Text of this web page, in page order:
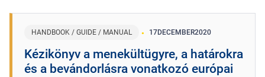
HANDBOOK / GUIDE / MANUAL 17DECEMBER2020
Kézikönyv a menekültügyre, a határokra
és a bevándorlásra vonatkozó európai